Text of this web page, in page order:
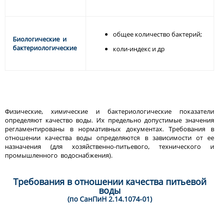
Биологические и
бактериологические
общее количество бактерий;
коли-индекс и др
Физические, химические и бактериологические показатели
определяют качество воды. Их предельно допустимые значения
регламентированы в нормативных документах. Требования в
отношении качества воды определяются в зависимости от ее
назначения (для хозяйственно-питьевого, технического и
промышленного водоснабжения).
Требования в отношении качества питьевой
воды
(по СанПиН 2.14.1074-01)